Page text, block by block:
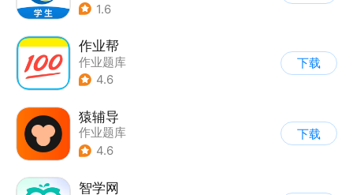
1.6
作业帮
作业题库
4.6
下载
猿辅导
作业题库
4.6
下载
智学网